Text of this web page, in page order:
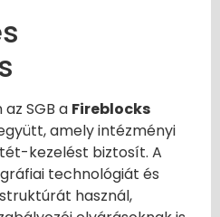
SGB a Fireblocks
amely intézményi
kezelést biztosít. A
technológiát és
használ,